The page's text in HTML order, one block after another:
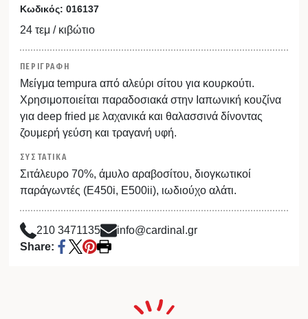
Κωδικός: 016137
24 τεμ / κιβώτιο
ΠΕΡΙΓΡΑΦΗ
Μείγμα tempura από αλεύρι σίτου για κουρκούτι.
Χρησιμοποιείται παραδοσιακά στην Ιαπωνική κουζίνα
για deep fried με λαχανικά και θαλασσινά δίνοντας
ζουμερή γεύση και τραγανή υφή.
ΣΥΣΤΑΤΙΚΑ
Σιτάλευρο 70%, άμυλο αραβοσίτου, διογκωτικοί
παράγωντές (Ε450i, E500ii), ιωδιούχο αλάτι.
210 3471135
info@cardinal.gr
Share: